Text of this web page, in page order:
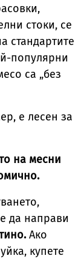
стоки, се
стандартите
популярни
са „без
е лесен за
на месни
да направи
Ако
купете